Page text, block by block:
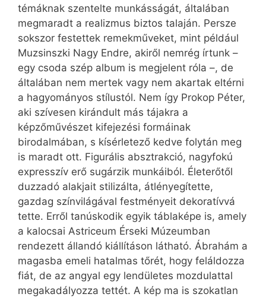
témáknak szentelte munkásságát, általában
megmaradt a realizmus biztos talaján. Persze
sokszor festettek remekműveket, mint például
Muzsinszki Nagy Endre, akiről nemrég írtunk –
egy csoda szép album is megjelent róla –, de
általában nem mertek vagy nem akartak eltérni
a hagyományos stílustól. Nem így Prokop Péter,
aki szívesen kirándult más tájakra a
képzőművészet kifejezési formáinak
birodalmában, s kísérletező kedve folytán meg
is maradt ott. Figurális absztrakció, nagyfokú
expresszív erő sugárzik munkáiból. Életerőtől
duzzadó alakjait stilizálta, átlényegítette,
gazdag színvilágával festményeit dekoratívvá
tette. Erről tanúskodik egyik táblaképe is, amely
a kalocsai Astriceum Érseki Múzeumban
rendezett állandó kiállításon látható. Ábrahám a
magasba emeli hatalmas tőrét, hogy feláldozza
fiát, de az angyal egy lendületes mozdulattal
megakadályozza tettét. A kép ma is szokatlan